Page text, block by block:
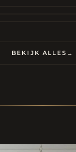
BEKIJK ALLES →